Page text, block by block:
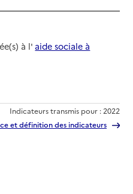
à l' aide sociale à
Indicateurs transmis pour : 2022
et définition des indicateurs